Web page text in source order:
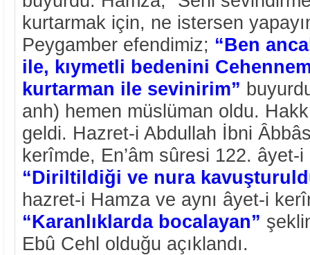
kurtarmak için, ne istersen
Peygamber efendimiz; “Ben
ile, kıymetli bedenini
kurtarman ile sevinirim”
anh) hemen müslüman oldu.
geldi. Hazret-i Abdullah İbni
kerîmde, En’âm sûresi 122. âyet-
“Diriltildiği ve nura
hazret-i Hamza ve aynı âyet-i
“Karanlıklarda bocalayan”
Ebû Cehl olduğu açıklandı.